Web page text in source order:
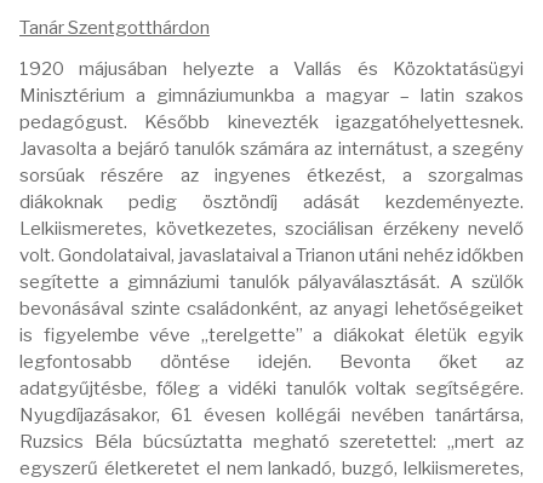
Tanár Szentgotthárdon
1920 májusában helyezte a Vallás és Közoktatásügyi
Minisztérium a gimnáziumunkba a magyar – latin szakos
pedagógust. Később kinevezték igazgatóhelyettesnek.
Javasolta a bejáró tanulók számára az internátust, a szegény
sorsúak részére az ingyenes étkezést, a szorgalmas
diákoknak pedig ösztöndíj adását kezdeményezte.
Lelkiismeretes, következetes, szociálisan érzékeny nevelő
volt. Gondolataival, javaslataival a Trianon utáni nehéz időkben
segítette a gimnáziumi tanulók pályaválasztását. A szülők
bevonásával szinte családonként, az anyagi lehetőségeiket
is figyelembe véve „terelgette” a diákokat életük egyik
legfontosabb döntése idején. Bevonta őket az
adatgyűjtésbe, főleg a vidéki tanulók voltak segítségére.
Nyugdíjazásakor, 61 évesen kollégái nevében tanártársa,
Ruzsics Béla búcsúztatta megható szeretettel: „mert az
egyszerű életkeretet el nem lankadó, buzgó, lelkiismeretes,